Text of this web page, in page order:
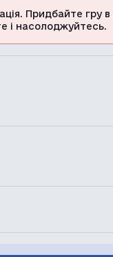
Придбайте гру
і насолоджуйтесь.